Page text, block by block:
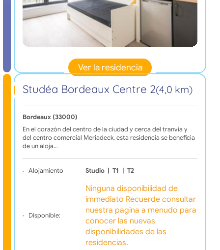
Ver la residencia
Studéa Bordeaux Centre 2(4,0 km)
Bordeaux (33000)
En el corazón del centro de la ciudad y cerca del tranvía y
del centro comercial Meriadeck, esta residencia se beneficia
de un aloja…
Alojamiento Studio T1 T2
Disponible:
Ninguna disponibilidad de
immediato Recuerde consultar
nuestra pagina a menudo para
conocer las nuevas
disponibilidades de las
residencias.